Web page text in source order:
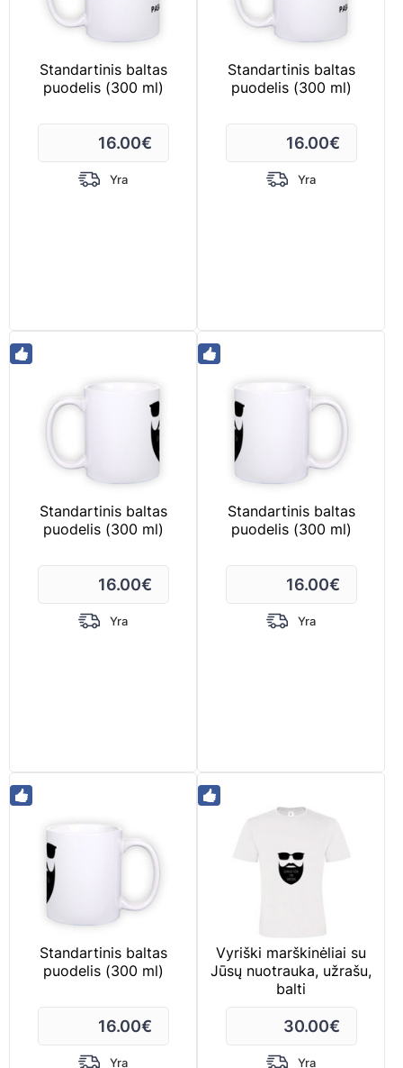
Standartinis baltas
puodelis (300 ml)
16.00€
Yra
Standartinis baltas
puodelis (300 ml)
16.00€
Yra
Standartinis baltas
puodelis (300 ml)
16.00€
Yra
Standartinis baltas
puodelis (300 ml)
16.00€
Yra
Standartinis baltas
puodelis (300 ml)
16.00€
Yra
Vyriški marškinėliai su
Jūsų nuotrauka, užrašu,
balti
30.00€
Yra